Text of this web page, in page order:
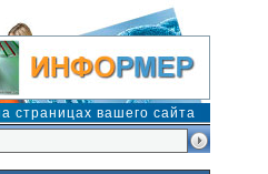
страницах вашего сайта